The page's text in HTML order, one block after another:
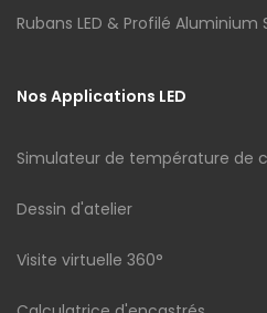
Rubans LED & Profilé Aluminium
Nos Applications LED
Simulateur de température de
Dessin d'atelier
Visite virtuelle 360°